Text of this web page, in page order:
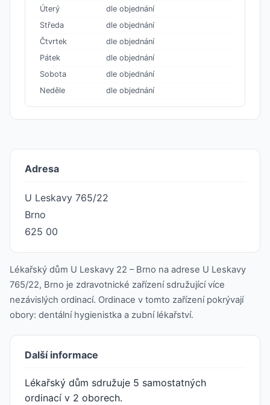
Úterý
dle objednání
Středa
dle objednání
Čtvrtek
dle objednání
Pátek
dle objednání
Sobota
dle objednání
Neděle
dle objednání
Adresa
U Leskavy 765/22
Brno
625 00
Lékařský dům U Leskavy 22 – Brno na adrese U Leskavy
765/22, Brno je zdravotnické zařízení sdružující více
nezávislých ordinací. Ordinace v tomto zařízení pokrývají
obory: dentální hygienistka a zubní lékařství.
Další informace
Lékařský dům sdružuje 5 samostatných
ordinací v 2 oborech.